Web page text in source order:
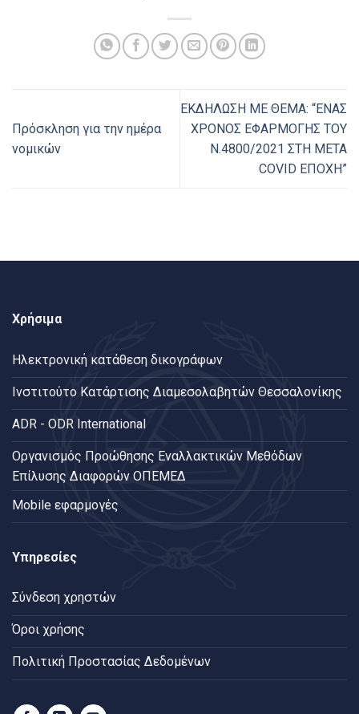
Πρόσκληση για την ημέρα
νομικών
ΕΚΔΗΛΩΣΗ ΜΕ ΘΕΜΑ: “ΕΝΑΣ
ΧΡΟΝΟΣ ΕΦΑΡΜΟΓΗΣ ΤΟΥ
Ν.4800/2021 ΣΤΗ ΜΕΤΑ
COVID ΕΠΟΧΗ”
Χρήσιμα
Ηλεκτρονική κατάθεση δικογράφων
Ινστιτούτο Κατάρτισης Διαμεσολαβητών Θεσσαλονίκης
ADR - ODR International
Oργανισμός Προώθησης Εναλλακτικών Μεθόδων
Επίλυσης Διαφορών ΟΠΕΜΕΔ
Mobile εφαρμογές
Υπηρεσίες
Σύνδεση χρηστών
Όροι χρήσης
Πολιτική Προστασίας Δεδομένων